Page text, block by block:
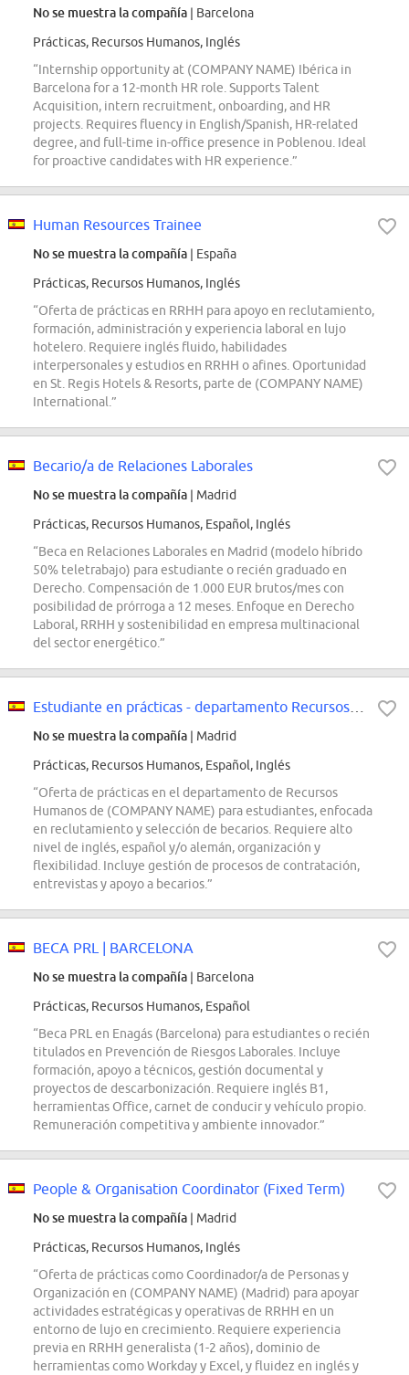
No se muestra la compañía | Barcelona
Prácticas, Recursos Humanos, Inglés
“Internship opportunity at (COMPANY NAME) Ibérica in
Barcelona for a 12-month HR role. Supports Talent
Acquisition, intern recruitment, onboarding, and HR
projects. Requires fluency in English/Spanish, HR-related
degree, and full-time in-office presence in Poblenou. Ideal
for proactive candidates with HR experience.”
Human Resources Trainee
No se muestra la compañía | España
Prácticas, Recursos Humanos, Inglés
“Oferta de prácticas en RRHH para apoyo en reclutamiento,
formación, administración y experiencia laboral en lujo
hotelero. Requiere inglés fluido, habilidades
interpersonales y estudios en RRHH o afines. Oportunidad
en St. Regis Hotels & Resorts, parte de (COMPANY NAME)
International.”
Becario/a de Relaciones Laborales
No se muestra la compañía | Madrid
Prácticas, Recursos Humanos, Español, Inglés
“Beca en Relaciones Laborales en Madrid (modelo híbrido
50% teletrabajo) para estudiante o recién graduado en
Derecho. Compensación de 1.000 EUR brutos/mes con
posibilidad de prórroga a 12 meses. Enfoque en Derecho
Laboral, RRHH y sostenibilidad en empresa multinacional
del sector energético.”
No se muestra la compañía | Madrid
Prácticas, Recursos Humanos, Español, Inglés
“Oferta de prácticas en el departamento de Recursos
Humanos de (COMPANY NAME) para estudiantes, enfocada
en reclutamiento y selección de becarios. Requiere alto
nivel de inglés, español y/o alemán, organización y
flexibilidad. Incluye gestión de procesos de contratación,
entrevistas y apoyo a becarios.”
BECA PRL | BARCELONA
No se muestra la compañía | Barcelona
Prácticas, Recursos Humanos, Español
“Beca PRL en Enagás (Barcelona) para estudiantes o recién
titulados en Prevención de Riesgos Laborales. Incluye
formación, apoyo a técnicos, gestión documental y
proyectos de descarbonización. Requiere inglés B1,
herramientas Office, carnet de conducir y vehículo propio.
Remuneración competitiva y ambiente innovador.”
People & Organisation Coordinator (Fixed Term)
No se muestra la compañía | Madrid
Prácticas, Recursos Humanos, Inglés
“Oferta de prácticas como Coordinador/a de Personas y
Organización en (COMPANY NAME) (Madrid) para apoyar
actividades estratégicas y operativas de RRHH en un
entorno de lujo en crecimiento. Requiere experiencia
previa en RRHH generalista (1-2 años), dominio de
herramientas como Workday y Excel, y fluidez en inglés y